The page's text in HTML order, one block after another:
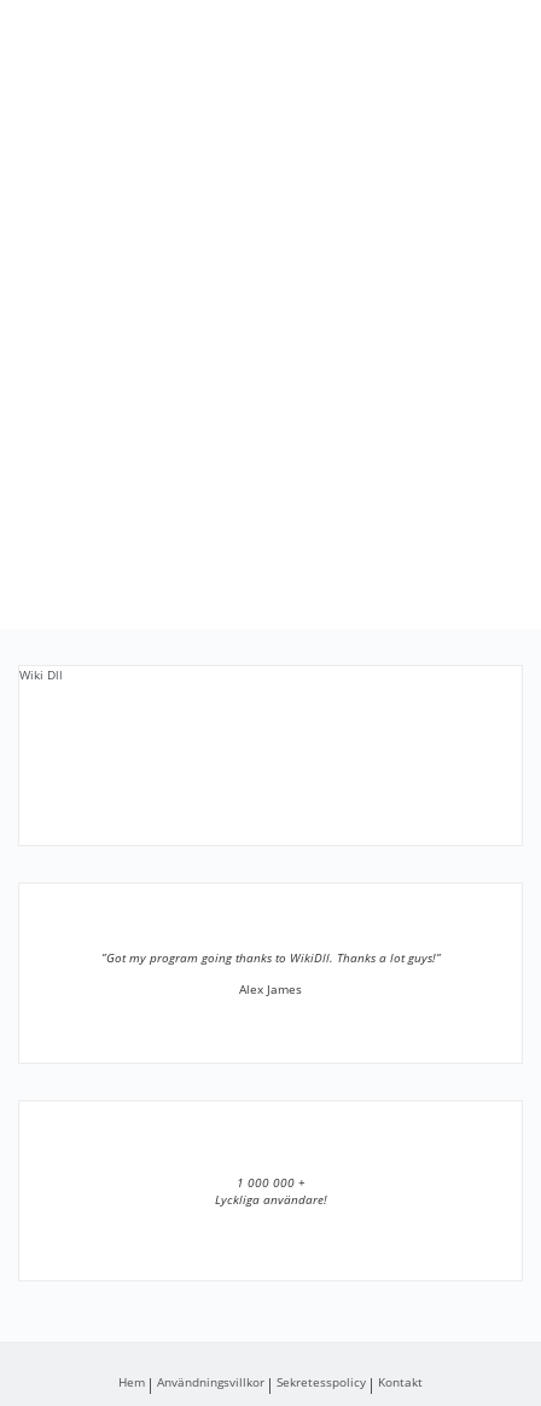
Wiki Dll
”Got my program going thanks to WikiDll. Thanks a lot guys!”
Alex James
1 000 000 +
Lyckliga användare!
Hem Användningsvillkor Sekretesspolicy Kontakt